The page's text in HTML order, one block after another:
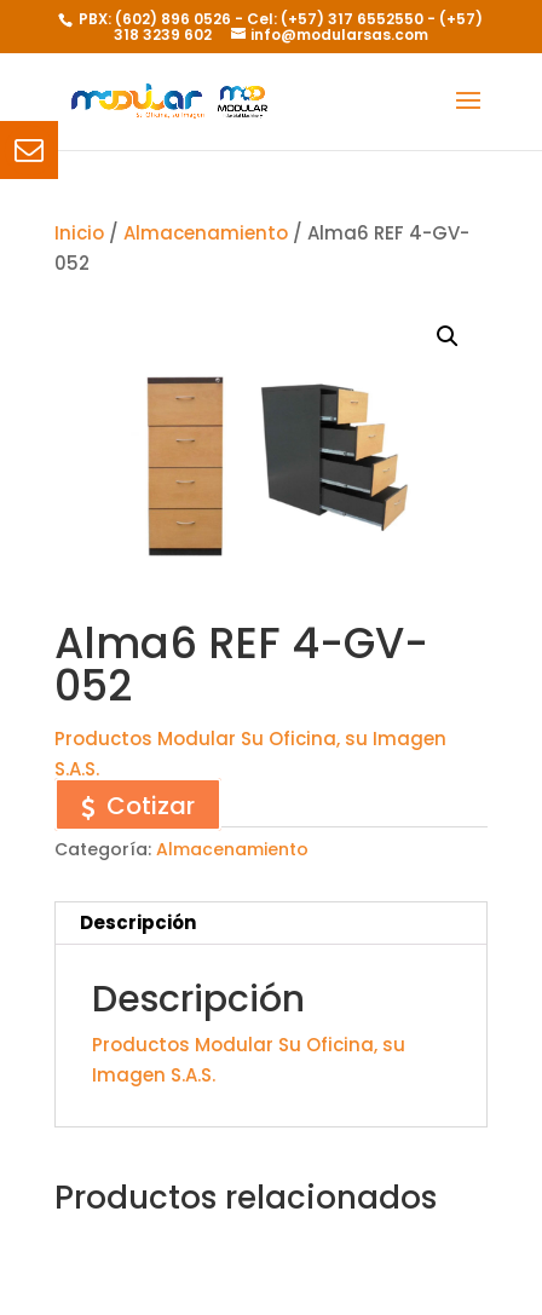
PBX: (602) 896 0526 - Cel: (+57) 317 6552550 - (+57)
318 3239 602 info@modularsas.com
Inicio/ Almacenamiento/ Alma6 REF 4-GV-
052
Alma6 REF 4-GV-
052
Productos Modular Su Oficina, su Imagen
S.A.S.
Cotizar
Categoría: Almacenamiento
Descripción
Descripción
Productos Modular Su Oficina, su
Imagen S.A.S.
Productos relacionados